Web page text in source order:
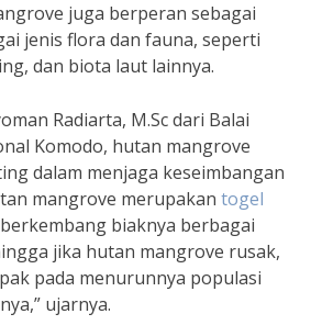
juga berperan sebagai
jenis flora dan fauna, seperti
dan biota laut lainnya.
Radiarta, M.Sc dari Balai
Komodo, hutan mangrove
dalam menjaga keseimbangan
mangrove merupakan togel
biaknya berbagai
jika hutan mangrove rusak,
pada menurunnya populasi
ujarnya.